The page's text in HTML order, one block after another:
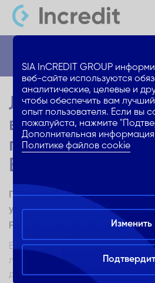
Лучшие
восточной
пойти в день св.
Валентина?
Порадуй любимого человека и
ужином в одном из лучших и
ресторанов восточной кухни в
Всем известно, что любить,
любимых важно каждый день, а
день святого Валентина. Так же
SIA InCREDIT GROUP
веб-сайте используются
аналитические, целевые и
чтобы обеспечить вам
опыт пользователя. Если вы
пожалуйста, нажмите
Дополнительная
Политике файлов cookie
Изменить